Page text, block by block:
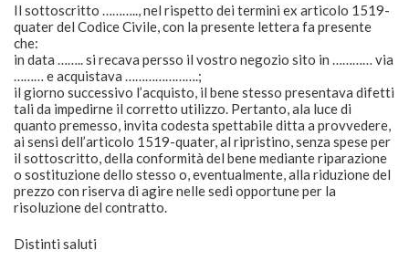
Il sottoscritto ……….., nel rispetto dei termini ex articolo 1519-
quater del Codice Civile, con la presente lettera fa presente
che:
in data …….. si recava persso il vostro negozio sito in ………… via
……… e acquistava ………………….;
il giorno successivo l’acquisto, il bene stesso presentava difetti
tali da impedirne il corretto utilizzo. Pertanto, ala luce di
quanto premesso, invita codesta spettabile ditta a provvedere,
ai sensi dell’articolo 1519-quater, al ripristino, senza spese per
il sottoscritto, della conformità del bene mediante riparazione
o sostituzione dello stesso o, eventualmente, alla riduzione del
prezzo con riserva di agire nelle sedi opportune per la
risoluzione del contratto.
Distinti saluti